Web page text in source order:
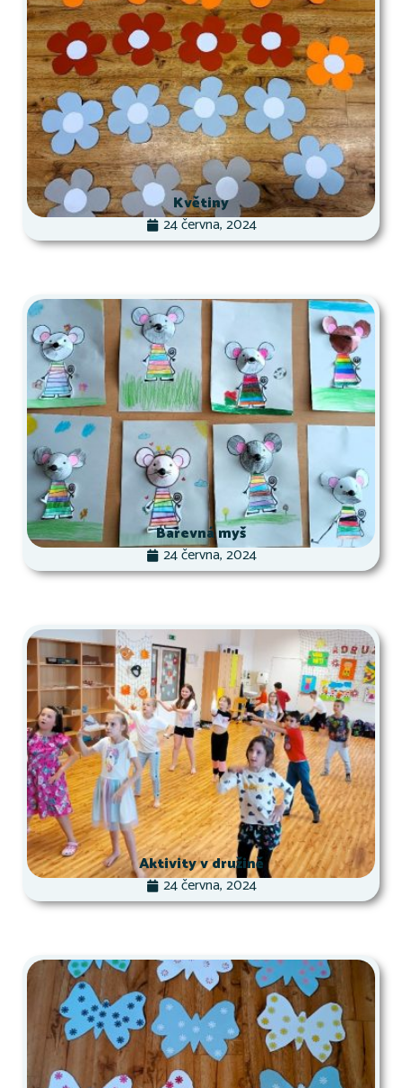
Květiny
24 června, 2024
Barevná myš
24 června, 2024
Aktivity v družině
24 června, 2024